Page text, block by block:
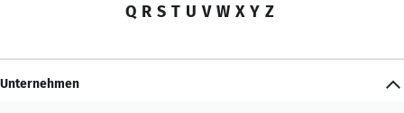
Q R S T U V W X Y Z
Unternehmen